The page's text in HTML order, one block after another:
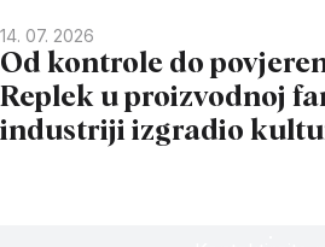
14. 07. 2026
Od kontrole do
Replek u proizvodnoj
industriji izgradio